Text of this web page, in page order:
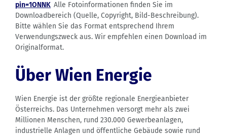
pin=1ONNK Alle Fotoinformationen finden Sie im
Downloadbereich (Quelle, Copyright, Bild-Beschreibung).
Bitte wählen Sie das Format entsprechend Ihrem
Verwendungszweck aus. Wir empfehlen einen Download im
Originalformat.
Über Wien Energie
Wien Energie ist der größte regionale Energieanbieter
Österreichs. Das Unternehmen versorgt mehr als zwei
Millionen Menschen, rund 230.000 Gewerbeanlagen,
industrielle Anlagen und öffentliche Gebäude sowie rund